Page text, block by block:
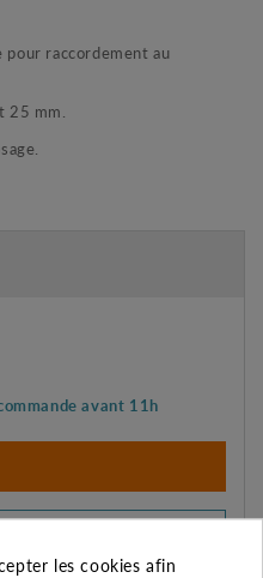
pour raccordement au
25 mm.
avant 11h
les cookies afin